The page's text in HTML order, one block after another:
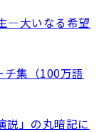
―大いなる希望
チ集（100万語
説」の丸暗記に